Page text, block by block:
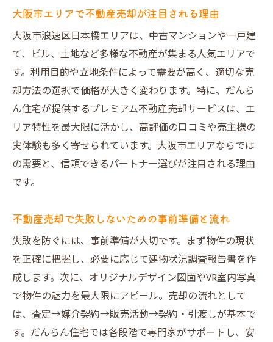
極め方
不動産売却で実践したいプレミアムな提案
事例
買主を惹きつける不動産売却のアピール方
法
だんらん住宅が選ばれる不動産売却サポートの
魅力
不動産売却で選ばれるサポート内容の特徴
プレミアム不動産売却が提供する独自の強
面の効果
建物状況調査報告書で不動産売却の安心を
提供
売主も買主も納得できる不動産売却の仕組
み解説
不動産売却の満足度を高める理由を徹底解
大阪市エリアで不動産売却が注目される理由
大阪市浪速区日本橋エリアは、中古マンションや一戸建
て、ビル、土地など多様な不動産が集まる人気エリアで
す。利用目的や立地条件によって需要が高く、適切な売
却方法の選択で価格が大きく変わります。特に、だんら
ん住宅が提供するプレミアム不動産売却サービスは、エ
リア特性を最大限に活かし、高評価の口コミや売主様の
実体験も多く寄せられています。大阪市エリアならでは
の需要と、信頼できるパートナー選びが注目される理由
です。
不動産売却で失敗しないための事前準備と流れ
失敗を防ぐには、事前準備が大切です。まず物件の現状
を正確に把握し、必要に応じて建物状況調査報告書を作
成します。次に、オリジナルデザイン図面やVR室内写真
で物件の魅力を最大限にアピール。売却の流れとして
は、査定→媒介契約→販売活動→契約・引渡しが基本で
す。だんらん住宅では各段階で専門家がサポートし、安